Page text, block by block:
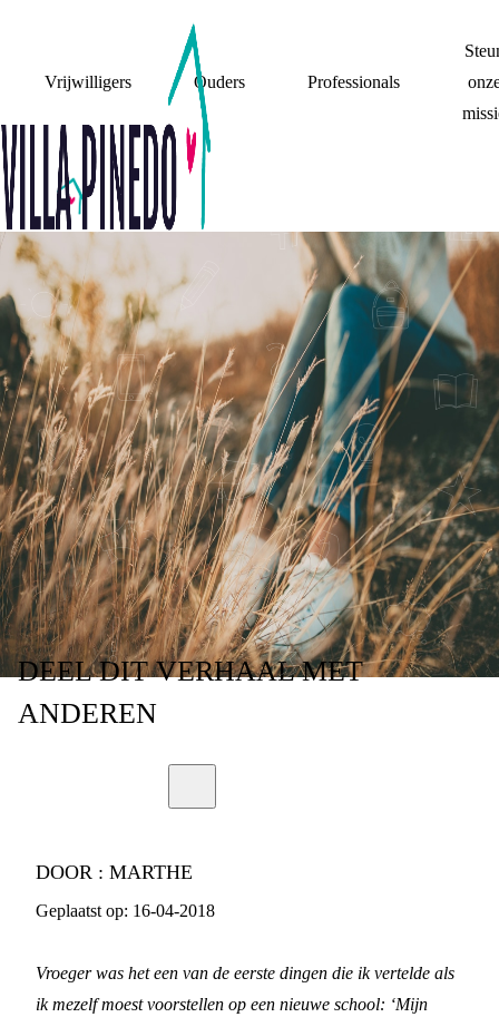
Vrijwilligers Ouders Professionals
IK BEN MEER DAN
‘KIND VAN
GESCHEIDEN
OUDERS’
DEELDIT VERHAALMET
ANDEREN
DOOR : MARTHE
Geplaatst op: 16-04-2018
Vroeger was het een van de eerste dingen die ik vertelde als
ik mezelf moest voorstellen op een nieuwe school: ‘Mijn